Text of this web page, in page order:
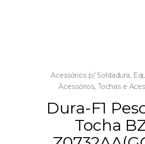
Acessórios p/ Soldadura,
Acessórios, Tochas e
Dura-F1
Tocha